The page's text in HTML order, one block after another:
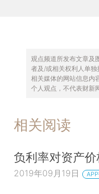
观点频道所发布文章及
者及/或相关权利人单
相关媒体的网站信息内
个人观点，不代表财新
相关阅读
负利率对资产
2019年09月19日